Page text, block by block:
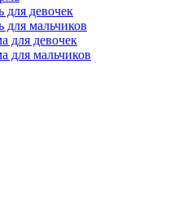
для девочек
для мальчиков
для девочек
для мальчиков